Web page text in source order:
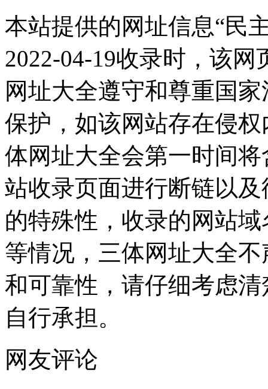
本站提供的网址信息“民
2022-04-19收录时，该
网址大全遵守和尊重国
保护，如该网站存在侵
体网址大全会第一时间
站收录页面进行断链以
的特殊性，收录的网站
等情况，三体网址大全
和可靠性，请仔细考虑
自行承担。
网友评论